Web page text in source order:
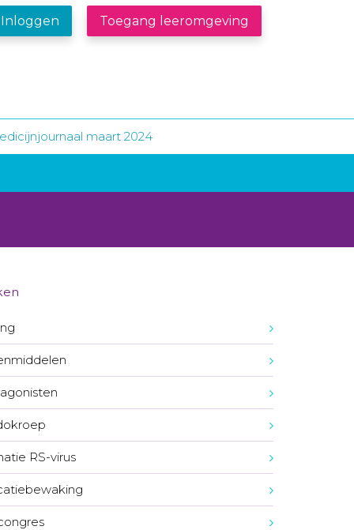
Inloggen Toegang leeromgeving
maart 2024
RS-virus